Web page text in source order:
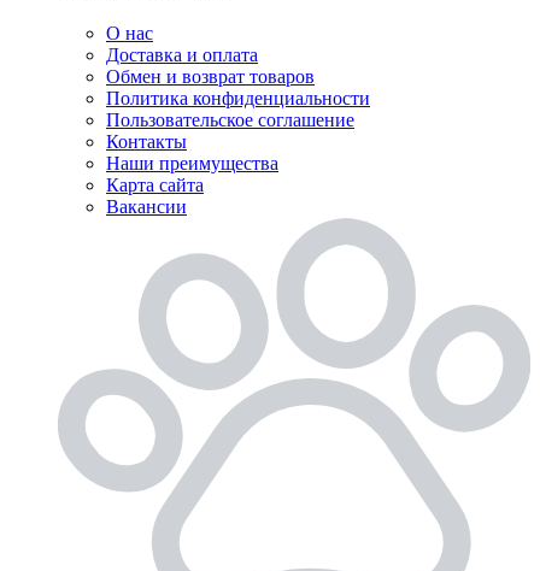
О нас
Доставка и оплата
Обмен и возврат товаров
Политика конфиденциальности
Пользовательское соглашение
Контакты
Наши преимущества
Карта сайта
Вакансии